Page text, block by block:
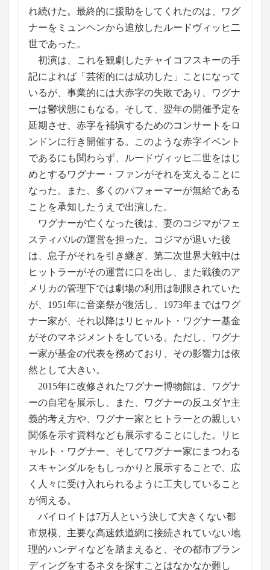
れ続けた。最終的に援助をしてくれたのは、ワグ
ナーをミュンヘンから追放したルードヴィッヒ二
世であった。
初演は、これを観劇したチャイコフスキーの手
記によれば「芸術的には成功した」ことになって
いるが、事業的には大赤字の失敗であり、ワグナ
ーは鬱状態にもなる。そして、翌年の開催予定を
延期させ、赤字を補塡するためのコンサートをロ
ンドンに行き開催する。このような赤字イベント
であるにも関わらず、ルードヴィッヒ二世をはじ
めとするワグナー・ファンがそれを支えることに
なった。また、多くのパフォーマーが無給である
ことを承知したうえで出演した。
ワグナーが亡くなった後は、妻のコジマがフェ
スティバルの運営を担った。コジマが退いた後
は、息子がそれを引き継ぎ、第二次世界大戦中は
ヒットラーがその運営に口を出し、また戦後のア
メリカの管理下では劇場の利用は制限されていた
が、1951年に音楽祭が復活し、1973年まではワグ
ナー家が、それ以降はリヒャルト・ワグナー基金
がそのマネジメントをしている。ただし、ワグナ
ー家が基金の代表を務めており、その影響力は依
然として大きい。
2015年に改修されたワグナー博物館は、ワグナ
ーの自宅を展示し、また、ワグナーの反ユダヤ主
義的考え方や、ワグナー家とヒトラーとの親しい
関係を示す資料なども展示することにした。リヒ
ャルト・ワグナー、そしてワグナー家にまつわる
スキャンダルをもしっかりと展示することで、広
く人々に受け入れられるように工夫していること
が伺える。
バイロイトは7万人という決して大きくない都
市規模、主要な高速鉄道網に接続されていない地
理的ハンディなどを踏まえると、その都市ブラン
ディングをするネタを探すことはなかなか難し